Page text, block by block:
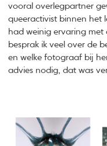
vooral overlegpartner
queeractivist binnen het
had weinig ervaring met
besprak ik veel over de
en welke fotograaf bij
advies nodig, dat was